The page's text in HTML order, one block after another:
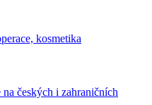
kosmetika
českých i zahraničních